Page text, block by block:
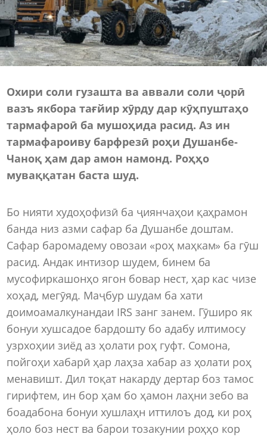
Охири соли гузашта ва аввали соли ҷорӣ
вазъ якбора тағйир хӯрду дар кӯҳпуштаҳо
тармафароӣ ба мушоҳида расид. Аз ин
тармафароиву барфрезӣ роҳи Душанбе-
Чаноқ ҳам дар амон намонд. Роҳҳо
муваққатан баста шуд.
Бо нияти худоҳофизӣ ба ҷиянчаҳои қаҳрамон
банда низ азми сафар ба Душанбе доштам.
Сафар баромадему овозаи «роҳ маҳкам» ба гӯш
расид. Андак интизор шудем, бинем ба
мусофиркашонҳо ягон бовар нест, ҳар кас чизе
хоҳад, мегӯяд. Маҷбур шудам ба хати
доимоамалкунандаи IRS занг занем. Гӯширо як
бонуи хушсадое бардошту бо адабу илтимосу
узрхоҳии зиёд аз ҳолати роҳ гуфт. Сомона,
пойгоҳи хабарӣ ҳар лаҳза хабар аз ҳолати роҳ
менавишт. Дил тоқат накарду дертар боз тамос
гирифтем, ин бор ҳам бо ҳамон лаҳни зебо ва
боадабона бонуи хушлаҳн иттилоъ дод, ки роҳ
ҳоло боз нест ва барои тозакунии роҳҳо кор